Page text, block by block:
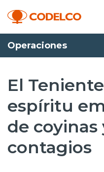
Transparencia activa
Nosotros
Operaciones
Proyectos
Operaciones
El
espíritu
de
contagios